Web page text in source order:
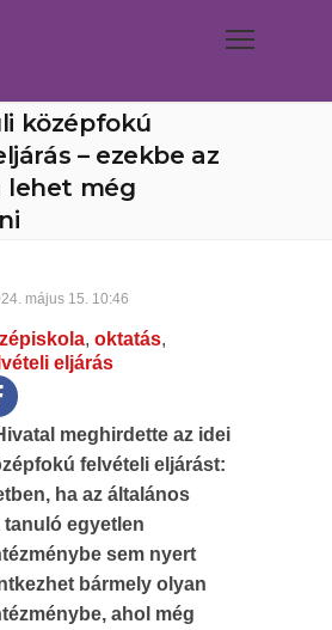
középfokú
– ezekbe az
lehet még
május 15. 10:46
, oktatás,
eljárás
meghirdette az idei
felvételi eljárást:
ha az általános
tanuló egyetlen
sem nyert
bármely olyan
ahol még